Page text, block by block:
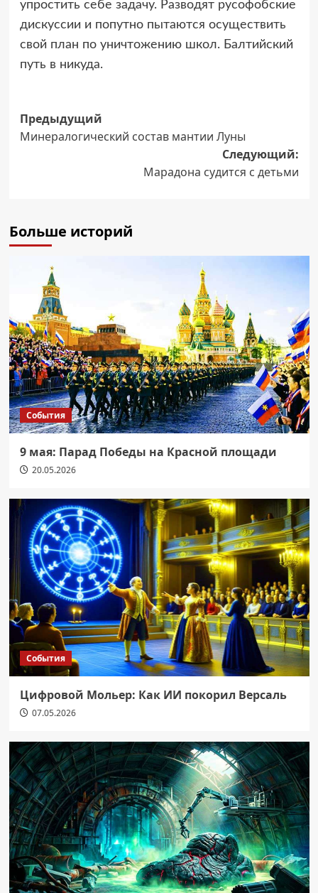
упростить себе задачу. Разводят русофобские
дискуссии и попутно пытаются осуществить
свой план по уничтожению школ. Балтийский
путь в никуда.
Навигация
записи
Предыдущий
Минералогический состав мантии Луны
Следующий:
Марадона судится с детьми
Больше историй
События
9 мая: Парад Победы на Красной площади
20.05.2026
События
Цифровой Мольер: Как ИИ покорил Версаль
07.05.2026